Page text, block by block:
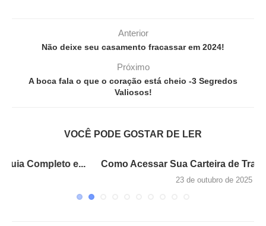
Anterior
Não deixe seu casamento fracassar em 2024!
Próximo
A boca fala o que o coração está cheio -3 Segredos
Valiosos!
VOCÊ PODE GOSTAR DE LER
Como Acessar Sua Carteira de Trabalho Digital –...